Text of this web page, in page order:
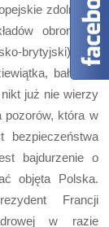
zdolne są
obronnych
brytyjski) oraz
bałtycka
już nie wierzy
pozorów, która w
bezpieczeństwa
bajdurzenie o
objęta Polska.
Francji
w razie